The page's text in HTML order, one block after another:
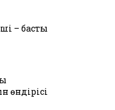
– басты
өндірісі